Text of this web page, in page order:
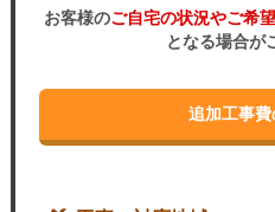
お客様のご自宅の状況やご希望
となる場合が
追加工事費